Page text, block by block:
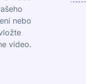
nebo
video.